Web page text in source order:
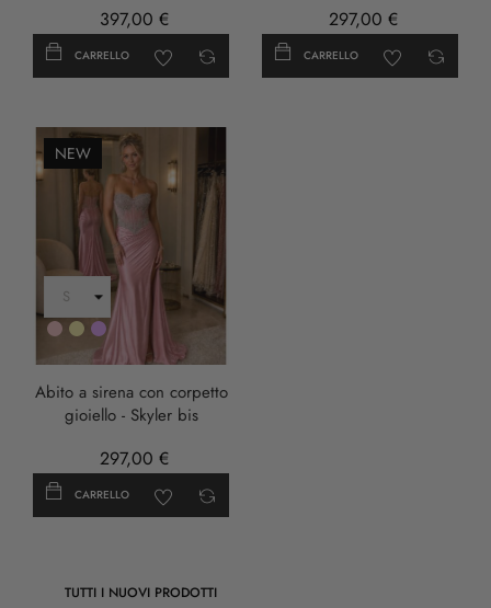
397,00 €
CARRELLO
297,00 €
CARRELLO
NEW
RosaOroLILLA
Abito a sirena con corpetto
gioiello - Skyler bis
297,00 €
CARRELLO
TUTTI I NUOVI PRODOTTI